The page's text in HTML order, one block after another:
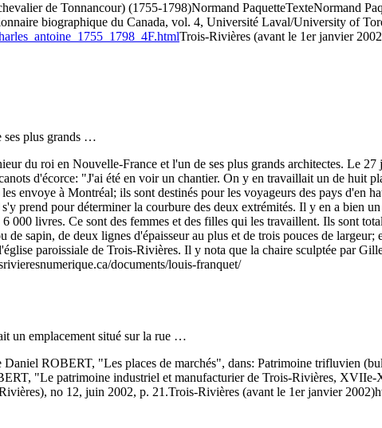
de Tonnancour) (1755-1798)Normand PaquetteTexteNormand
biographique du Canada, vol. 4, Université Laval/University of
Trois-Rivières (avant le 1er janvier
ses plus grands …
du roi en Nouvelle-France et l'un de ses plus grands architectes. Le
d'écorce: "J'ai été en voir un chantier. On y en travaillait un de huit
envoye à Montréal; ils sont destinés pour les voyageurs des pays d'en
prend pour déterminer la courbure des deux extrémités. Il y en a bien
000 livres. Ce sont des femmes et des filles qui les travaillent. Ils sont
sapin, de deux lignes d'épaisseur au plus et de trois pouces de
paroissiale de Trois-Rivières. Il y nota que la chaire sculptée par
documents/louis-franquet/
un emplacement situé sur la rue …
Daniel ROBERT, "Les places de marchés", dans: Patrimoine trifluvien
"Le patrimoine industriel et manufacturier de Trois-Rivières,
no 12, juin 2002, p. 21.Trois-Rivières (avant le 1er janvier 2002)